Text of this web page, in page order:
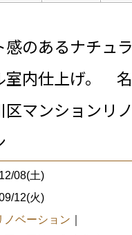
のあるナチュラ
室内仕上げ。 名
マンションリノ
08(土)
12(火)
ノベーション